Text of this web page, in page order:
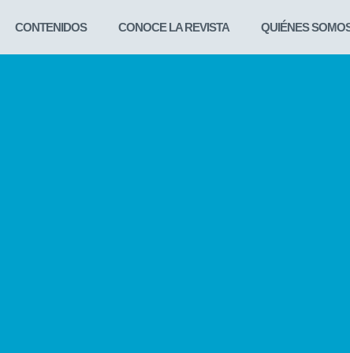
CONTENIDOS CONOCE LA REVISTA QUIÉNES